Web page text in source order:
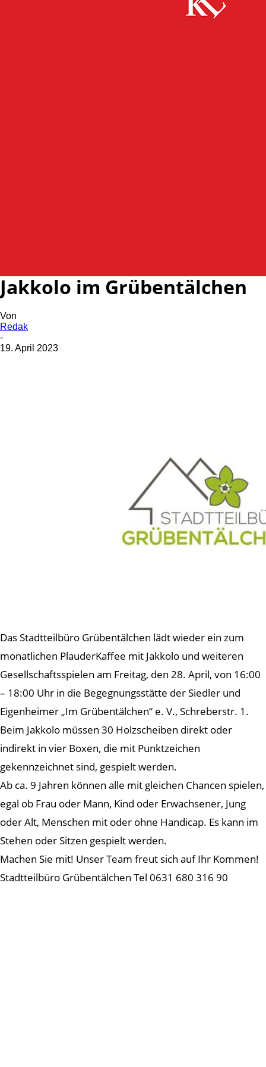
Jakkolo im Grübentälchen
Von
Redak
-
19. April 2023
Das Stadtteilbüro Grübentälchen lädt wieder ein zum
monatlichen PlauderKaffee mit Jakkolo und weiteren
Gesellschaftsspielen am Freitag, den 28. April, von 16:00
– 18:00 Uhr in die Begegnungsstätte der Siedler und
Eigenheimer „Im Grübentälchen“ e. V., Schreberstr. 1.
Beim Jakkolo müssen 30 Holzscheiben direkt oder
indirekt in vier Boxen, die mit Punktzeichen
gekennzeichnet sind, gespielt werden.
Ab ca. 9 Jahren können alle mit gleichen Chancen spielen,
egal ob Frau oder Mann, Kind oder Erwachsener, Jung
oder Alt, Menschen mit oder ohne Handicap. Es kann im
Stehen oder Sitzen gespielt werden.
Machen Sie mit! Unser Team freut sich auf Ihr Kommen!
Stadtteilbüro Grübentälchen Tel 0631 680 316 90